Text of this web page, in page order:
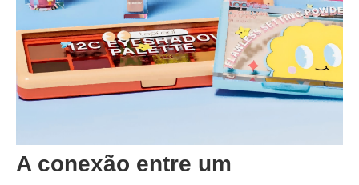
A conexão entre um